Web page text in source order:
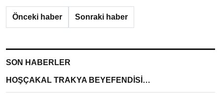
Önceki haber Sonraki haber
SON HABERLER
HOŞÇAKAL TRAKYA BEYEFENDİSİ…